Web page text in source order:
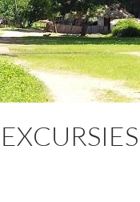
EXCURSIES